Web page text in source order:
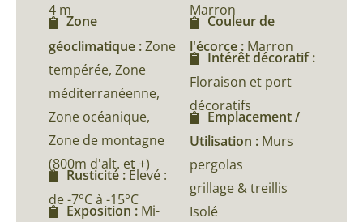
4 m
Zone
géoclimatique :Zone
tempérée, Zone
méditerranéenne,
Zone océanique,
Zone de montagne
(800m d'alt. et +)
Rusticité :Élevé :
de -7°C à -15°C
Exposition : Mi-
Marron
Couleur de
l'écorce : Marron
Intérêt décoratif :
Floraison et port
décoratifs
Emplacement /
Utilisation : Murs
pergolas
grillage & treillis
Isolé